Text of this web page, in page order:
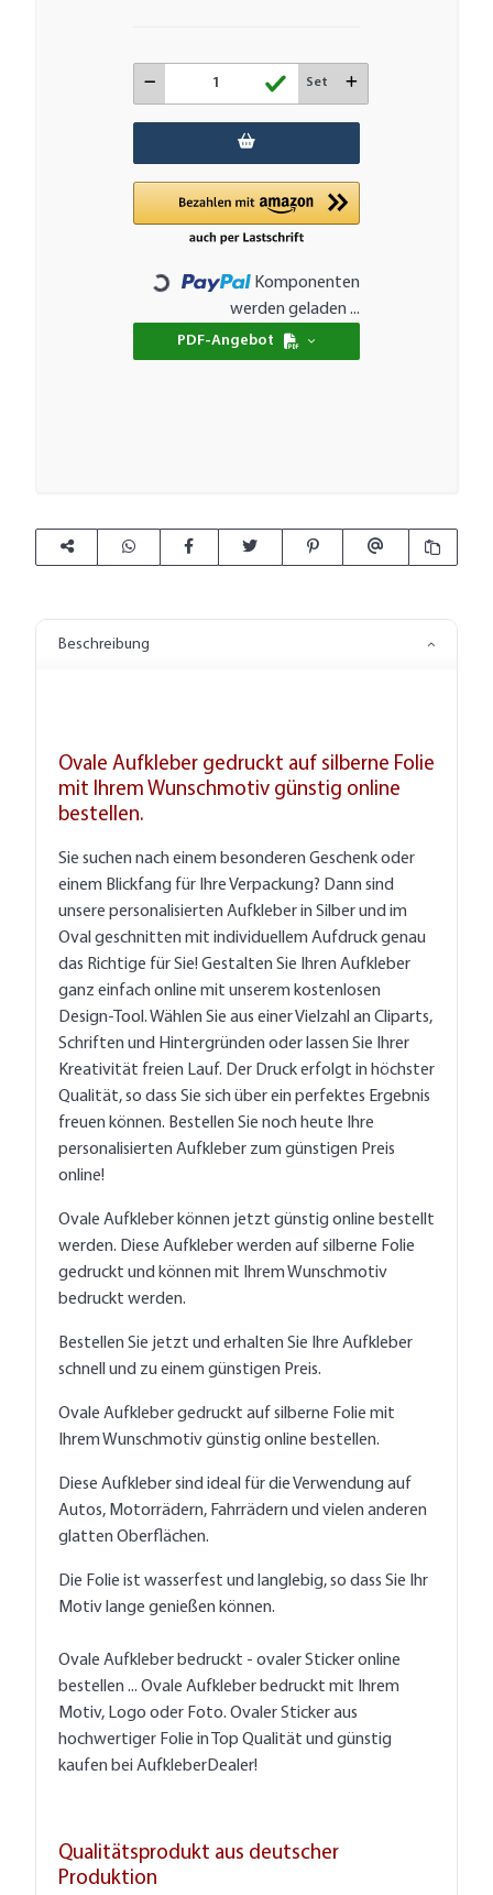
Set
Loading...
Komponenten
werden geladen ...
PDF-Angebot
Beschreibung
Ovale Aufkleber gedruckt auf silberne Folie
mit Ihrem Wunschmotiv günstig online
bestellen.
Sie suchen nach einem besonderen Geschenk oder
einem Blickfang für Ihre Verpackung? Dann sind
unsere personalisierten Aufkleber in Silber und im
Oval geschnitten mit individuellem Aufdruck genau
das Richtige für Sie! Gestalten Sie Ihren Aufkleber
ganz einfach online mit unserem kostenlosen
Design-Tool. Wählen Sie aus einer Vielzahl an Cliparts,
Schriften und Hintergründen oder lassen Sie Ihrer
Kreativität freien Lauf. Der Druck erfolgt in höchster
Qualität, so dass Sie sich über ein perfektes Ergebnis
freuen können. Bestellen Sie noch heute Ihre
personalisierten Aufkleber zum günstigen Preis
online!
Ovale Aufkleber können jetzt günstig online bestellt
werden. Diese Aufkleber werden auf silberne Folie
gedruckt und können mit Ihrem Wunschmotiv
bedruckt werden.
Bestellen Sie jetzt und erhalten Sie Ihre Aufkleber
schnell und zu einem günstigen Preis.
Ovale Aufkleber gedruckt auf silberne Folie mit
Ihrem Wunschmotiv günstig online bestellen.
Diese Aufkleber sind ideal für die Verwendung auf
Autos, Motorrädern, Fahrrädern und vielen anderen
glatten Oberflächen.
Die Folie ist wasserfest und langlebig, so dass Sie Ihr
Motiv lange genießen können.
Ovale Aufkleber bedruckt - ovaler Sticker online
bestellen ... Ovale Aufkleber bedruckt mit Ihrem
Motiv, Logo oder Foto. Ovaler Sticker aus
hochwertiger Folie in Top Qualität und günstig
kaufen bei AufkleberDealer!
Qualitätsprodukt aus deutscher
Produktion